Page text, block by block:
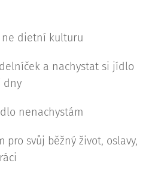
ne dietní kulturu
a nachystat si jídlo
dny
nenachystám
svůj běžný život, oslavy,